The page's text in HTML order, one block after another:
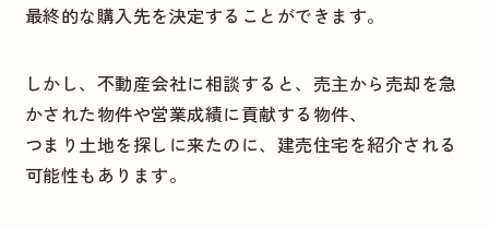
最終的な購入先を決定することができます。
しかし、不動産会社に相談すると、売主から売却を急
かされた物件や営業成績に貢献する物件、
つまり土地を探しに来たのに、建売住宅を紹介される
可能性もあります。